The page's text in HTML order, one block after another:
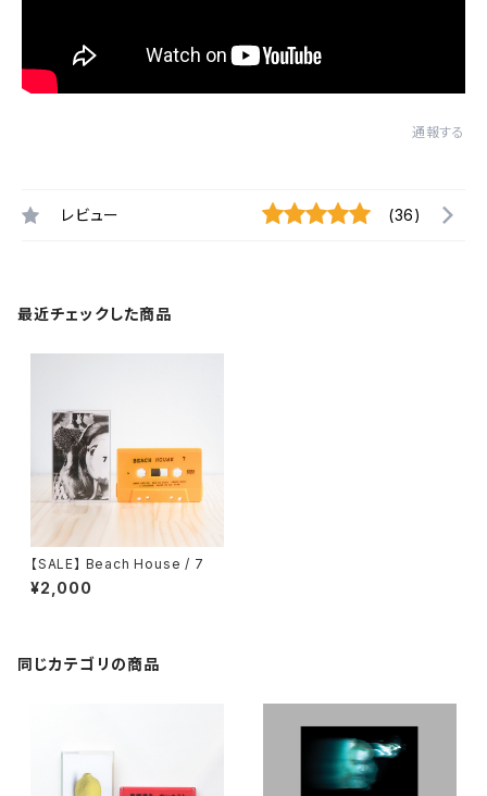
通報する
レビュー (36)
最近チェックした商品
【SALE】 Beach House / 7
¥2,000
同じカテゴリの商品